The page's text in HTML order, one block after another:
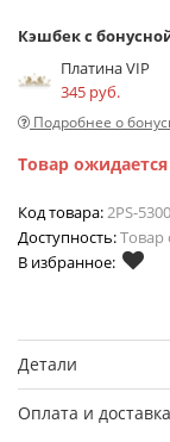
Кэшбек с
Платина VIP
345 руб.
Подробнее о
Товар ожидается
Код товара:2PS-
Доступность:Товар
В избранное:
Детали
Оплата и доставка